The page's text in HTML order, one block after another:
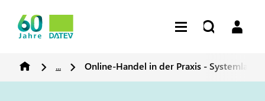
... Online-Handel in der Praxis -